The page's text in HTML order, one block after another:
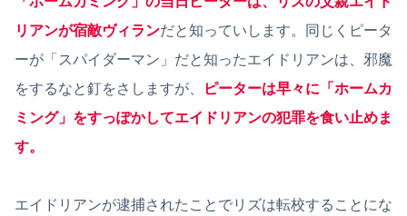
リアンが宿敵ヴィランだと知っていします。同じくピータ
ーが「スパイダーマン」だと知ったエイドリアンは、邪魔
をするなと釘をさしますが、
ピーターは早々に「ホームカ
ミング」をすっぽかしてエイドリアンの犯罪を食い止めま
す。
エイドリアンが逮捕されたことでリズは転校することにな